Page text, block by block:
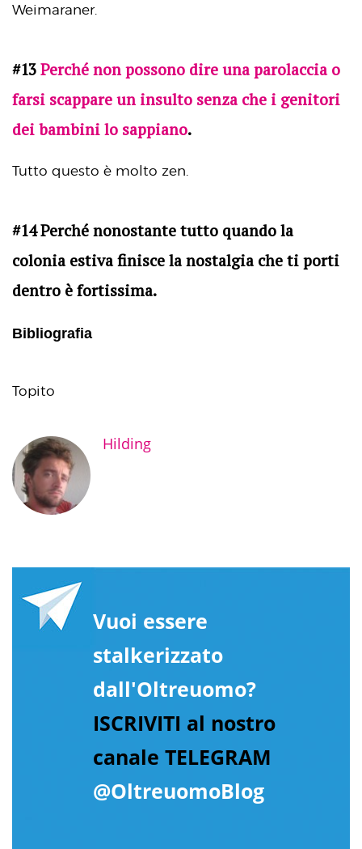
Weimaraner.
#13Perché non possono dire una parolaccia o
farsi scappare un insulto senza che i genitori
dei bambini lo sappiano.
Tutto questo è molto zen.
#14 Perché nonostante tutto quando la
colonia estiva finisce la nostalgia che ti porti
dentro è fortissima.
Bibliografia
Topito
Hilding
Vuoi essere
stalkerizzato
dall'Oltreuomo?
ISCRIVITI al nostro
canale TELEGRAM
@OltreuomoBlog